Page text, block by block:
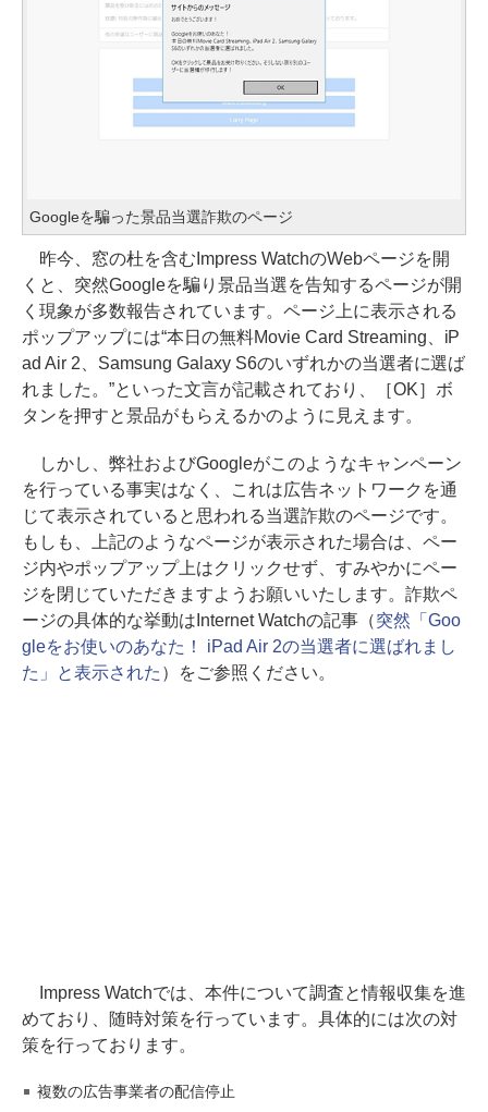
Googleを騙った景品当選詐欺のページ
昨今、窓の杜を含むImpress WatchのWebページを開
くと、突然Googleを騙り景品当選を告知するページが開
く現象が多数報告されています。ページ上に表示される
ポップアップには“本日の無料Movie Card Streaming、iP
ad Air 2、Samsung Galaxy S6のいずれかの当選者に選ば
れました。”といった文言が記載されており、［OK］ボ
タンを押すと景品がもらえるかのように見えます。
しかし、弊社およびGoogleがこのようなキャンペーン
を行っている事実はなく、これは広告ネットワークを通
じて表示されていると思われる当選詐欺のページです。
もしも、上記のようなページが表示された場合は、ペー
ジ内やポップアップ上はクリックせず、すみやかにペー
ジを閉じていただきますようお願いいたします。詐欺ペ
ージの具体的な挙動はInternet Watchの記事（突然「Goo
gleをお使いのあなた！ iPad Air 2の当選者に選ばれまし
た」と表示された ）をご参照ください。
Impress Watchでは、本件について調査と情報収集を進
めており、随時対策を行っています。具体的には次の対
策を行っております。
複数の広告事業者の配信停止